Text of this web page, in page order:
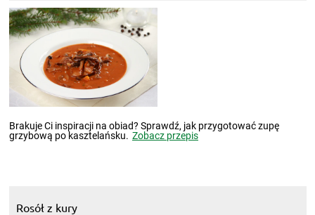
Brakuje Ci inspiracji na obiad? Sprawdź, jak przygotować zupę
grzybową po kasztelańsku. Zobacz przepis
Rosół z kury